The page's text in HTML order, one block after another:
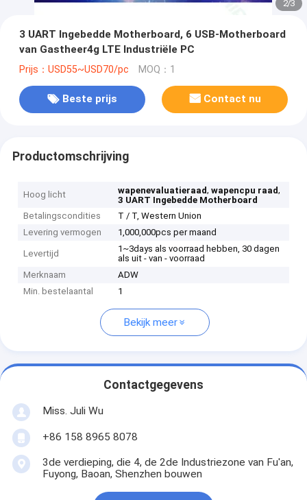
2/3
3 UART Ingebedde Motherboard, 6 USB-Motherboard
van Gastheer4g LTE Industriële PC
Prijs：USD55~USD70/pc MOQ：1
Beste prijs Contact nu
Productomschrijving
Hoog licht wapenevaluatieraad,wapencpu raad,
3 UART Ingebedde Motherboard
Betalingscondities
T / T, Western Union
Levering vermogen
1,000,000pcs per maand
Levertijd
1~3days als voorraad hebben, 30 dagen
als uit - van - voorraad
Merknaam
ADW
Min. bestelaantal
1
Bekijk meer
Contactgegevens
Miss. Juli Wu
+86 158 8965 8078
3de verdieping, die 4, de 2de Industriezone van Fu'an,
Fuyong, Baoan, Shenzhen bouwen